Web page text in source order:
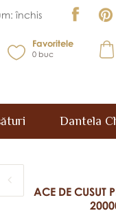
închis
Favoritele
0 buc
Dantela
ACE DE CUSUT